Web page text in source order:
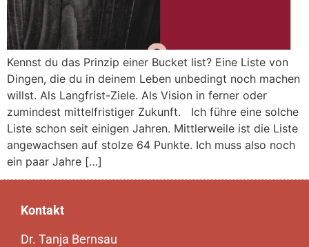
Kennst du das Prinzip einer Bucket list? Eine Liste von
Dingen, die du in deinem Leben unbedingt noch machen
willst. Als Langfrist-Ziele. Als Vision in ferner oder
zumindest mittelfristiger Zukunft. Ich führe eine solche
Liste schon seit einigen Jahren. Mittlerweile ist die Liste
angewachsen auf stolze 64 Punkte. Ich muss also noch
ein paar Jahre […]
Kontakt
Dr. Tanja Bernsau